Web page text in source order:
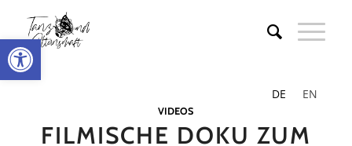
Werkzeugleiste öffnen
DE EN
VIDEOS
FILMISCHE DOKU ZUM